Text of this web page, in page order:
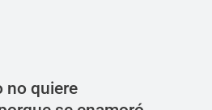
no quiere